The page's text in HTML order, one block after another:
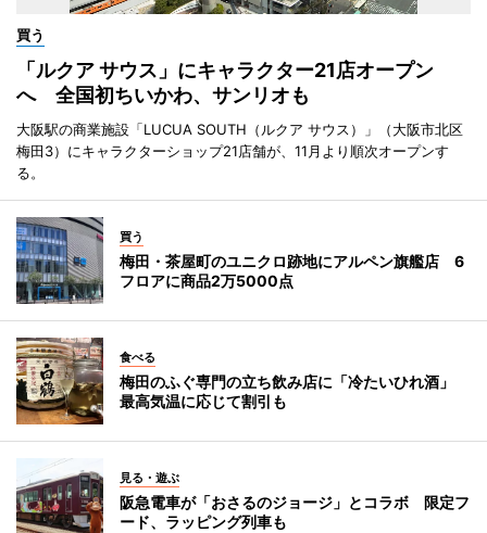
買う
「ルクア サウス」にキャラクター21店オープン
へ 全国初ちいかわ、サンリオも
大阪駅の商業施設「LUCUA SOUTH（ルクア サウス）」（大阪市北区
梅田3）にキャラクターショップ21店舗が、11月より順次オープンす
る。
買う
梅田・茶屋町のユニクロ跡地にアルペン旗艦店 6
フロアに商品2万5000点
食べる
梅田のふぐ専門の立ち飲み店に「冷たいひれ酒」
最高気温に応じて割引も
見る・遊ぶ
阪急電車が「おさるのジョージ」とコラボ 限定フ
ード、ラッピング列車も